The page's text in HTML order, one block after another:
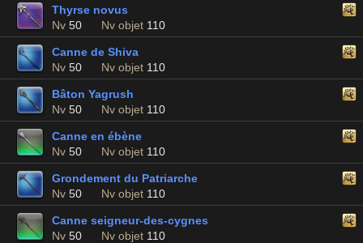
Thyrse novus
Nv 50 Nv objet 110
Canne de Shiva
Nv 50 Nv objet 110
Bâton Yagrush
Nv 50 Nv objet 110
Canne en ébène
Nv 50 Nv objet 110
Grondement du Patriarche
Nv 50 Nv objet 110
Canne seigneur-des-cygnes
Nv 50 Nv objet 110